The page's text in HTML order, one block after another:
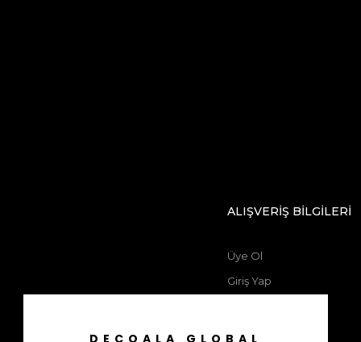
ALIŞVERİŞ BİLGİLERİ
Üye Ol
Giriş Yap
DECOALA GLOBAL